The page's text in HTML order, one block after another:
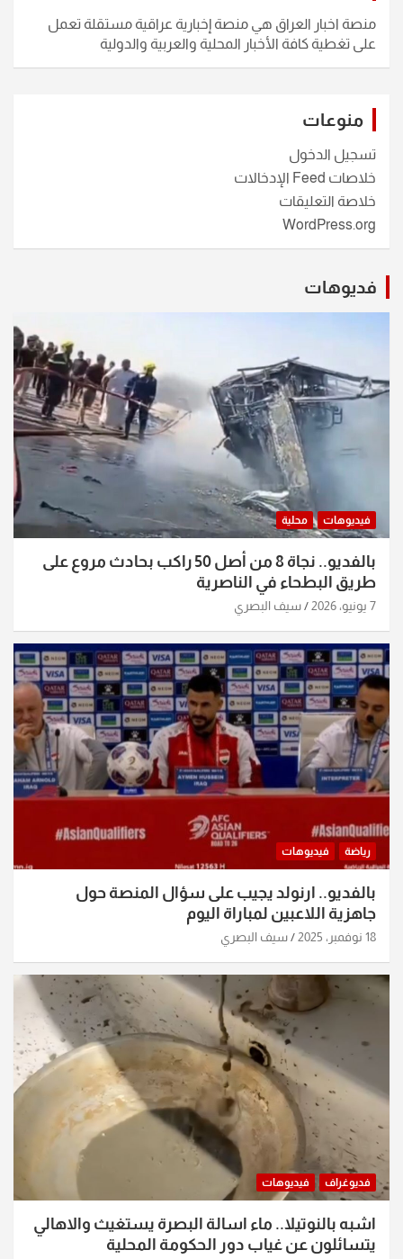
منصة اخبار العراق هي منصة إخبارية عراقية مستقلة تعمل
على تغطية كافة الأخبار المحلية والعربية والدولية
منوعات
تسجيل الدخول
خلاصات Feed الإدخالات
خلاصة التعليقات
WordPress.org
فديوهات
فيديوهات محلية
بالفديو.. نجاة 8 من أصل 50 راكب بحادث مروع على
طريق البطحاء في الناصرية
7 يونيو، 2026 سيف البصري
رياضة فيديوهات
بالفديو.. ارنولد يجيب على سؤال المنصة حول
جاهزية اللاعبين لمباراة اليوم
18 نوفمبر، 2025 سيف البصري
فديوغراف فيديوهات
اشبه بالنوتيلا.. ماء اسالة البصرة يستغيث والاهالي
يتسائلون عن غياب دور الحكومة المحلية